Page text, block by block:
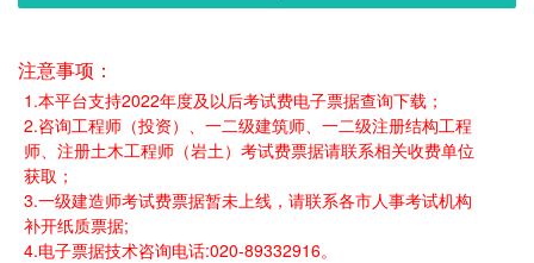
注意事项：
1.本平台支持2022年度及以后考试费电子票据查询下载；
2.咨询工程师（投资）、一二级建筑师、一二级注册结构工程
师、注册土木工程师（岩土）考试费票据请联系相关收费单位
获取；
3.一级建造师考试费票据暂未上线，请联系各市人事考试机构
补开纸质票据;
4.电子票据技术咨询电话:020-89332916。